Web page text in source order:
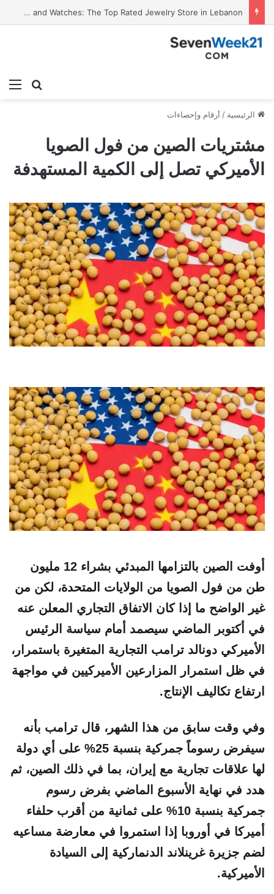
Valora Jewelry and Watches: The Top Rated Jewelry Store in Lebanon
بحث
الرئيسية / أرقام وإحصاءات
مشتريات الصين من فول الصويا
الأميركي تصل إلى الكمية المستهدفة
أوفت الصين بالتزامها المبدئي بشراء 12 مليون
طن من فول الصويا من الولايات المتحدة، لكن من
غير الواضح ما إذا كان الاتفاق التجاري المعلن عنه
في أكتوبر الماضي سيصمد أمام سياسة الرئيس
الأميركي دونالد ترامب التجارية المتغيرة باستمرار،
في ظل استمرار المزارعين الأميركيين في مواجهة
ارتفاع تكاليف الإنتاج.
وفي وقت سابق من هذا الشهر، قال ترامب بأنه
سيفرض رسوماً جمركية بنسبة 25% على أي دولة
لها علاقات تجارية مع إيران، بما في ذلك الصين، ثم
هدد في نهاية الأسبوع الماضي بفرض رسوم
جمركية بنسبة 10% على ثمانية من أقرب حلفاء
أميركا في أوروبا إذا استمروا في معارضة مساعيه
لضم جزيرة غرينلاند الدنماركية إلى السيادة
الأميركية.